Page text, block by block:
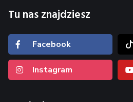
Tu nas znajdziesz
Facebook
Instagram